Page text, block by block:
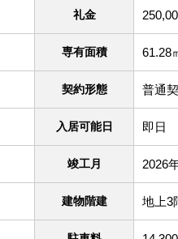
礼金
専有面積 61.28
契約形態 普通
入居可能日 即日
竣工月 2026
建物階建 地上3